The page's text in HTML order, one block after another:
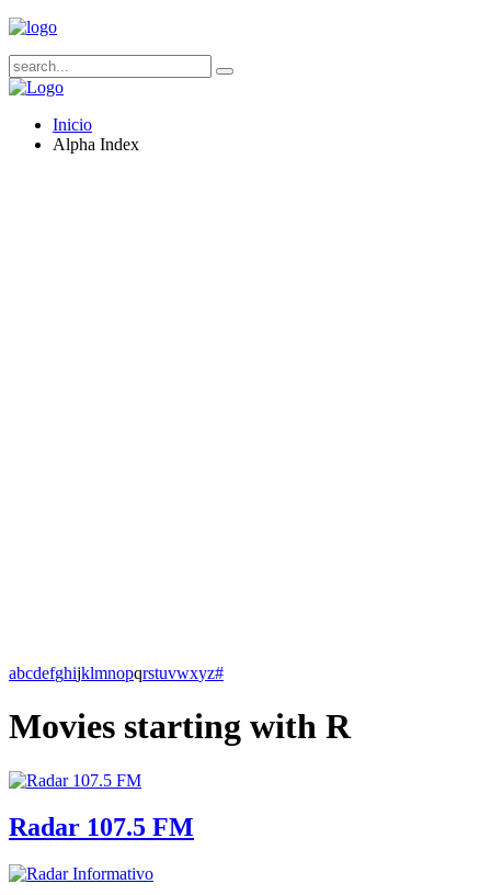
Inicio
Alpha Index
abcdefghijklmnopqrstuvwxyz#
Movies starting with R
Radar 107.5 FM